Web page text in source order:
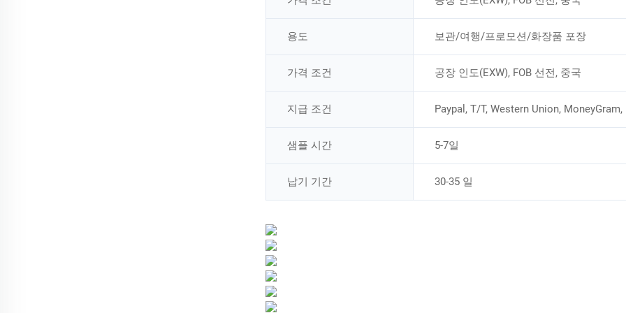
용도 보관/여행/프로모션/화장품 포장
가격 조건 공장 인도(EXW), FOB 선전, 중국
지급 조건 Paypal, T/T, Western Union, MoneyGram,
샘플 시간 5-7일
납기 기간 30-35 일